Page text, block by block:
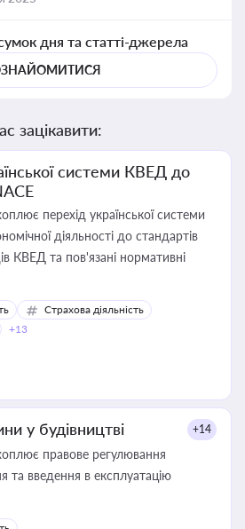
дня та статті-джерела
зацікавити:
системи КВЕД до
перехід української системи
діяльності до стандартів
КВЕД та пов'язані нормативні
Страхова діяльність
+13
у будівництві +14
правове регулювання
та введення в експлуатацію